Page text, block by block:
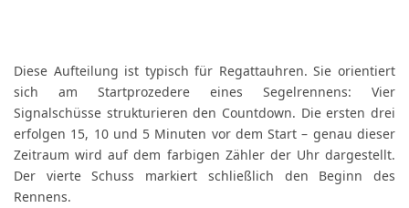
Diese Aufteilung ist typisch für Regattauhren. Sie orientiert
sich am Startprozedere eines Segelrennens: Vier
Signalschüsse strukturieren den Countdown. Die ersten drei
erfolgen 15, 10 und 5 Minuten vor dem Start – genau dieser
Zeitraum wird auf dem farbigen Zähler der Uhr dargestellt.
Der vierte Schuss markiert schließlich den Beginn des
Rennens.